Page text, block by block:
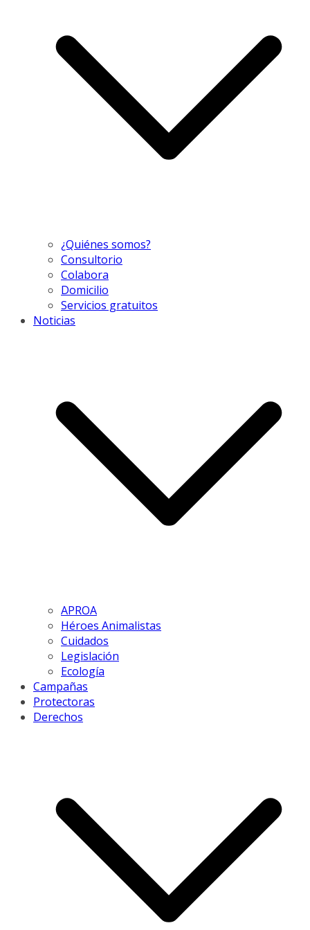
¿Quiénes somos?
Consultorio
Colabora
Domicilio
Servicios gratuitos
Noticias
APROA
Héroes Animalistas
Cuidados
Legislación
Ecología
Campañas
Protectoras
Derechos